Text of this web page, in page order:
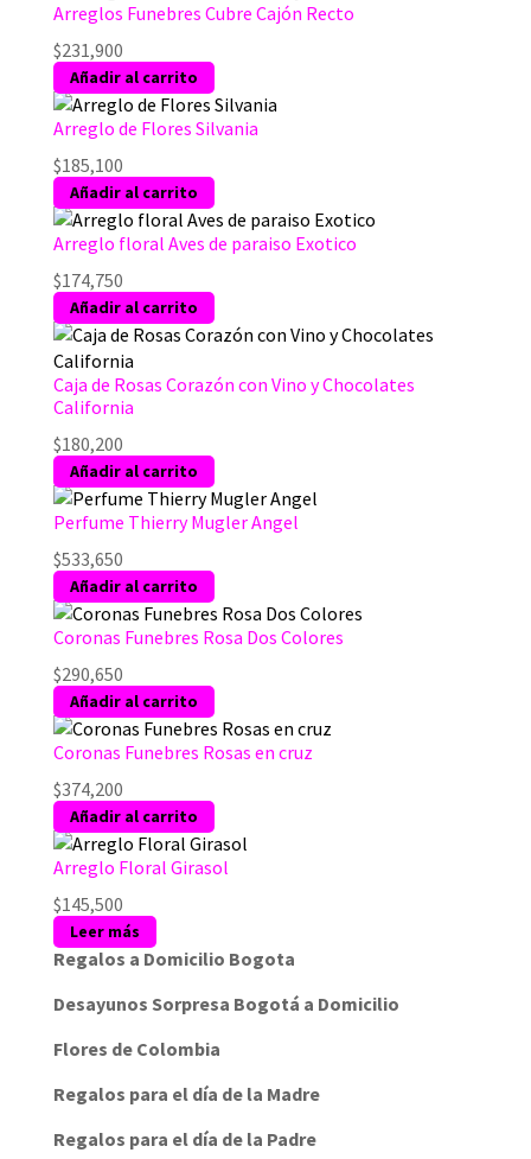
Arreglos Funebres Cubre Cajón Recto
$231,900
Añadir al carrito
Arreglo de Flores Silvania
$185,100
Añadir al carrito
Arreglo floral Aves de paraiso Exotico
$174,750
Añadir al carrito
Caja de Rosas Corazón con Vino y Chocolates
California
$180,200
Añadir al carrito
Perfume Thierry Mugler Angel
$533,650
Añadir al carrito
Coronas Funebres Rosa Dos Colores
$290,650
Añadir al carrito
Coronas Funebres Rosas en cruz
$374,200
Añadir al carrito
Arreglo Floral Girasol
$145,500
Leer más
Regalos a Domicilio Bogota
Desayunos Sorpresa Bogotá a Domicilio
Flores de Colombia
Regalos para el día de la Madre
Regalos para el día de la Padre